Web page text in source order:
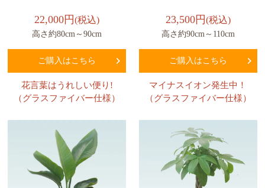
22,000円(税込)
高さ約80cm～90cm
ご購入はこちら
花言葉はうれしい便り!
（グラスファイバー仕様）
23,500円(税込)
高さ約90cm～110cm
ご購入はこちら
マイナスイオン発生中！
（グラスファイバー仕様）